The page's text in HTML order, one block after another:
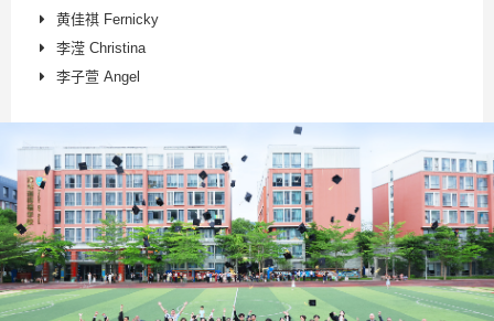
黄佳祺 Fernicky
李滢 Christina
李子萱 Angel